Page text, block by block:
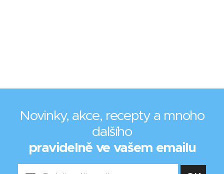
Novinky, akce, recepty a mnoho
dalšího
pravidelně ve vašem emailu